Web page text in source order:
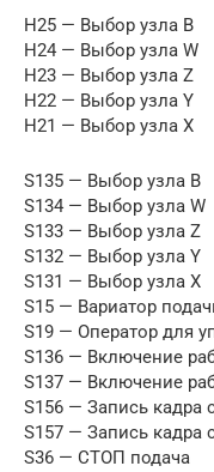
H25 — Выбор узла В
H24 — Выбор узла W
H23 — Выбор узла Z
H22 — Выбор узла Y
H21 — Выбор узла X
S135 — Выбор узла В
S134 — Выбор узла W
S133 — Выбор узла Z
S132 — Выбор узла Y
S131 — Выбор узла X
S15 — Вариатор
S19 — Оператор для
S136 — Включение
S137 — Включение
S156 — Запись кадра
S157 — Запись кадра
S36 — СТОП подача